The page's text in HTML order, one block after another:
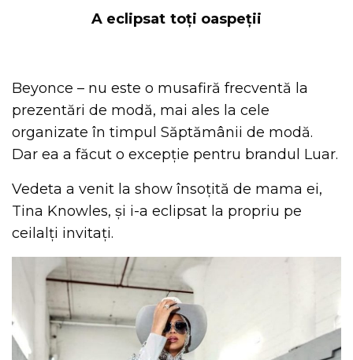
A eclipsat toți oaspeții
Beyonce – nu este o musafiră frecventă la
prezentări de modă, mai ales la cele
organizate în timpul Săptămânii de modă.
Dar ea a făcut o excepție pentru brandul Luar.
Vedeta a venit la show însoțită de mama ei,
Tina Knowles, și i-a eclipsat la propriu pe
ceilalți invitați.